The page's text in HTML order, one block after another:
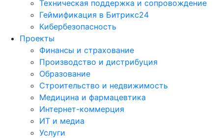
Техническая поддержка и сопровождение
Геймификация в Битрикс24
Кибербезопасность
Проекты
Финансы и страхование
Производство и дистрибуция
Образование
Строительство и недвижимость
Медицина и фармацевтика
Интернет-коммерция
ИТ и медиа
Услуги